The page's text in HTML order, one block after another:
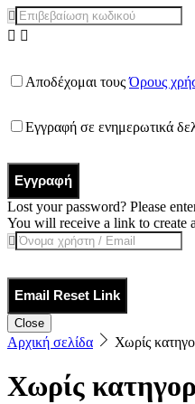
Αποδέχομαι τουςΌρους
Εγγραφή σε ενημερωτικά
Εγγραφή
Lost your password? Please
You will receive a link to create
Email Reset Link
Close
Αρχική σελίδα Χωρίς
Χωρίς